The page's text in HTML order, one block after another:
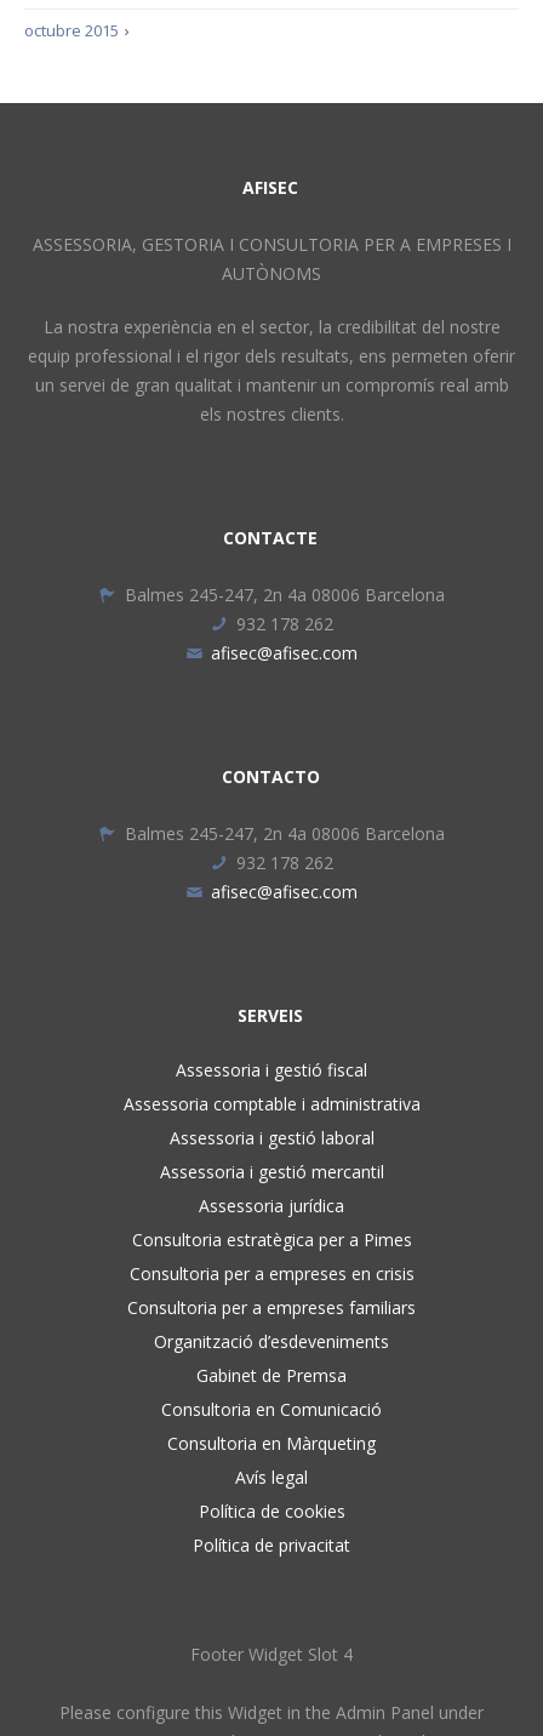
›
octubre 2015
AFISEC
ASSESSORIA, GESTORIA I CONSULTORIA PER A EMPRESES I
AUTÒNOMS
La nostra experiència en el sector, la credibilitat del nostre
equip professional i el rigor dels resultats, ens permeten oferir
un servei de gran qualitat i mantenir un compromís real amb
els nostres clients.
CONTACTE
Balmes 245-247, 2n 4a 08006 Barcelona
932 178 262
afisec@afisec.com
CONTACTO
Balmes 245-247, 2n 4a 08006 Barcelona
932 178 262
afisec@afisec.com
SERVEIS
Assessoria i gestió fiscal
Assessoria comptable i administrativa
Assessoria i gestió laboral
Assessoria i gestió mercantil
Assessoria jurídica
Consultoria estratègica per a Pimes
Consultoria per a empreses en crisis
Consultoria per a empreses familiars
Organització d’esdeveniments
Gabinet de Premsa
Consultoria en Comunicació
Consultoria en Màrqueting
Avís legal
Política de cookies
Política de privacitat
Footer Widget Slot 4
Please configure this Widget in the Admin Panel under